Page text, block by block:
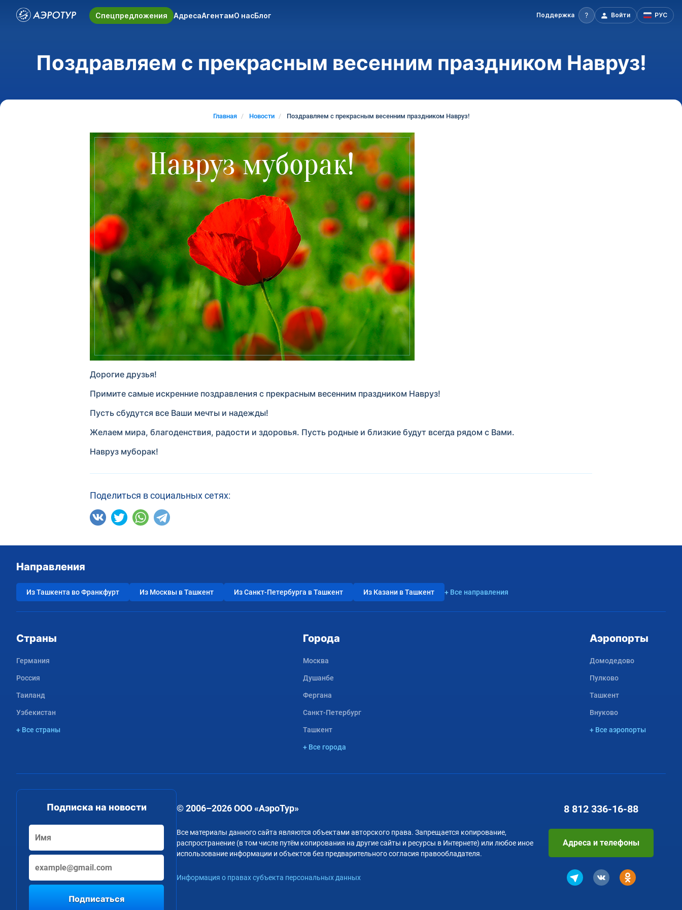
Спецпредложения АдресаАгентамО насБлог Поддержка Войти РУС
Поздравляем с прекрасным весенним праздником Навруз!
Главная Новости Поздравляем с прекрасным весенним праздником Навруз!
Дорогие друзья!
Примите самые искренние поздравления с прекрасным весенним праздником Навруз!
Пусть сбудутся все Ваши мечты и надежды!
Желаем мира, благоденствия, радости и здоровья. Пусть родные и близкие будут всегда рядом с Вами.
Навруз муборак!
Поделиться в социальных сетях:
Направления
Из Ташкента во Франкфурт Из Москвы в Ташкент Из Санкт-Петербурга в Ташкент Из Казани в Ташкент + Все направления
Страны
Германия
Россия
Таиланд
Узбекистан
+ Все страны
Города
Москва
Душанбе
Фергана
Санкт-Петербург
Ташкент
+ Все города
Аэропорты
Домодедово
Пулково
Ташкент
Внуково
+ Все аэропорты
Подписка на новости
Подписаться
© 2006–2026 ООО «АэроТур»
Все материалы данного сайта являются объектами авторского права. Запрещается копирование,
распространение (в том числе путём копирования на другие сайты и ресурсы в Интернете) или любое иное
использование информации и объектов без предварительного согласия правообладателя.
Информация о правах субъекта персональных данных
8 812 336-16-88
Адреса и телефоны